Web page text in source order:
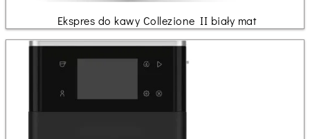
Ekspres do kawy Collezione II biały mat